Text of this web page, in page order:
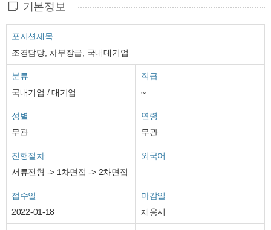
기본정보
포지션제목
조경담당, 차부장급, 국내대기업
분류
국내기업 / 대기업
직급
~
성별
무관
연령
무관
진행절차
서류전형 -> 1차면접 -> 2차면접
외국어
접수일
2022-01-18
마감일
채용시